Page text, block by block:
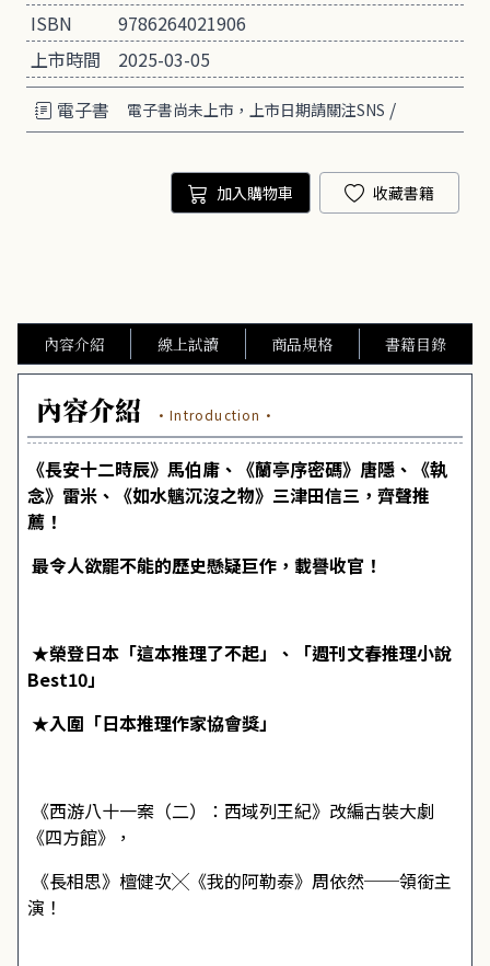
ISBN
9786264021906
上市時間
2025-03-05
電子書
電子書尚未上市，上市日期請關注SNS /
加入購物車 收藏書籍
內容介紹 線上試讀 商品規格 書籍目錄
內容介紹 ·Introduction·
《長安十二時辰》馬伯庸、《蘭亭序密碼》唐隱、《執
念》雷米、《如水魑沉沒之物》三津田信三，齊聲推
薦！
最令人欲罷不能的歷史懸疑巨作，載譽收官！
★榮登日本「這本推理了不起」、「週刊文春推理小說
Best10」
★入圍「日本推理作家協會獎」
《西游八十一案（二）：西域列王紀》改編古裝大劇
《四方館》，
《長相思》檀健次╳《我的阿勒泰》周依然──領銜主
演！